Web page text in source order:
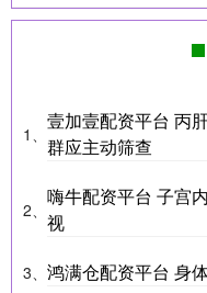
1、
壹加壹配资平台 丙
群应主动筛查
2、
嗨牛配资平台 子宫
视
3、 鸿满仓配资平台 身